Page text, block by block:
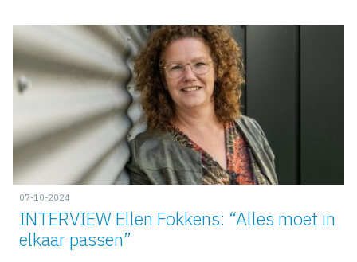
07-10-2024
INTERVIEW Ellen Fokkens: “Alles moet in
elkaar passen”